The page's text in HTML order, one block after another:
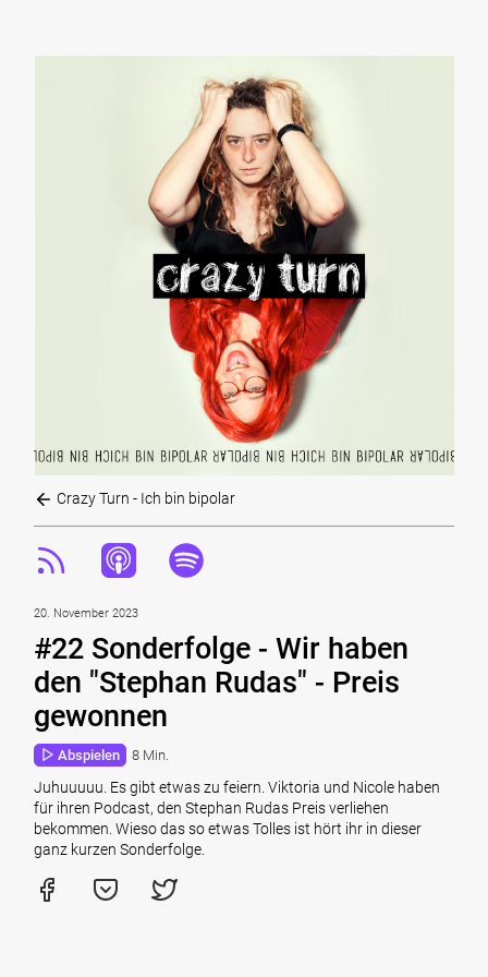
Crazy Turn - Ich bin bipolar
20. November 2023
#22 Sonderfolge - Wir haben
den "Stephan Rudas" - Preis
gewonnen
Abspielen 8 Min.
Juhuuuuu. Es gibt etwas zu feiern. Viktoria und Nicole haben
für ihren Podcast, den Stephan Rudas Preis verliehen
bekommen. Wieso das so etwas Tolles ist hört ihr in dieser
ganz kurzen Sonderfolge.